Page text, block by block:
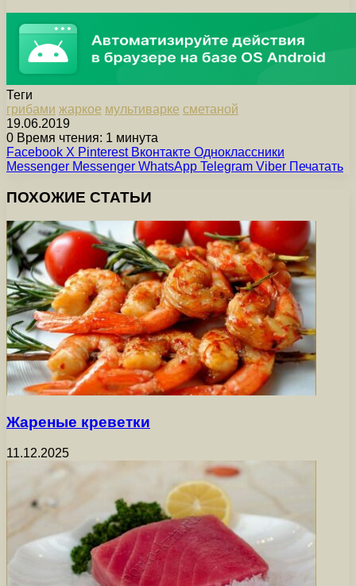
Теги
грибами жаркое мультиварке сметаной
19.06.2019
0 Время чтения: 1 минута
Facebook X Pinterest Вконтакте Одноклассники
Messenger Messenger WhatsApp Telegram Viber Печатать
ПОХОЖИЕ СТАТЬИ
Жареные креветки
11.12.2025